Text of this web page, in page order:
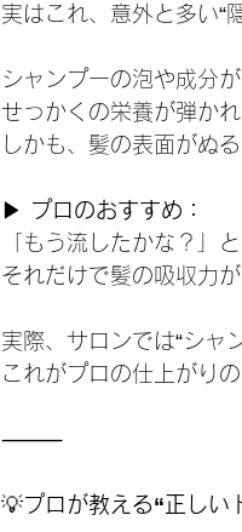
実はこれ、意外と多い“
シャンプーの泡や成分
せっかくの栄養が弾か
しかも、髪の表面がぬ
▶
プロのおすすめ：
「もう流したかな？」
それだけで髪の吸収力が
実際、サロンでは“シャ
これがプロの仕上がりの
⸻
💡プロが教える“正しい